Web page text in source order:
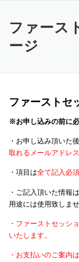
ファース
ージ
ファーストセ
※お申し込みの前に
・お申し込み頂いた
取れるメールアドレス
・項目は全て記入必須
・ご記入頂いた情報
用途には使用致しま
・ ファーストセッシ
いたします。
・ お支払いのご案内